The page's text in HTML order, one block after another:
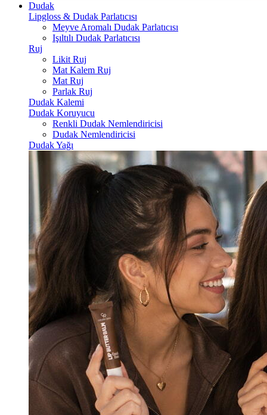
Dudak
Lipgloss & Dudak Parlatıcısı
Meyve Aromalı Dudak Parlatıcısı
Işıltılı Dudak Parlatıcısı
Ruj
Likit Ruj
Mat Kalem Ruj
Mat Ruj
Parlak Ruj
Dudak Kalemi
Dudak Koruyucu
Renkli Dudak Nemlendiricisi
Dudak Nemlendiricisi
Dudak Yağı